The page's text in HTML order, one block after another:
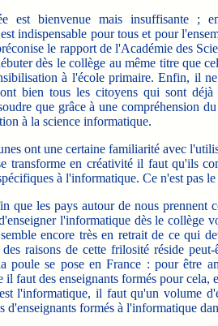
est bienvenue mais insuffisante ;
indispensable pour tous et pour
le rapport de l'Académie des
dès le collège au même titre que
à l'école primaire. Enfin, il
bien tous les citoyens qui sont
que grâce à une compréhension
à la science informatique.
ont une certaine familiarité avec
transforme en créativité il faut qu'ils
à l'informatique. Ce n'est pas le
que les pays autour de nous prennent
l'informatique dès le collège
encore très en retrait de ce qui
raisons de cette frilosité réside
poule se pose en France : pour être
faut des enseignants formés pour cela,
l'informatique, il faut qu'un volume
d'enseignants formés à l'informatique